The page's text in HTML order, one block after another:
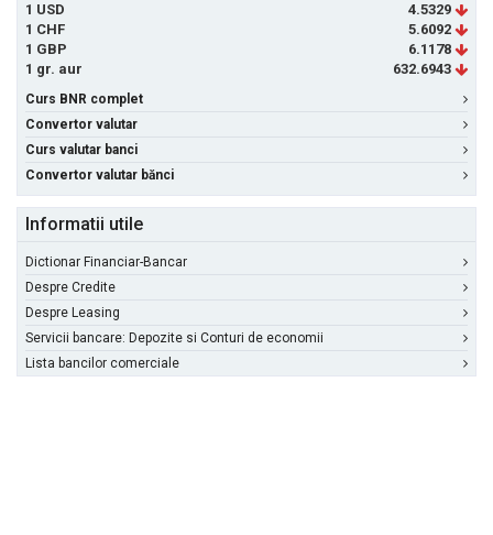
1 USD
4.5329
1 CHF
5.6092
1 GBP
6.1178
1 gr. aur
632.6943
Curs BNR complet
Convertor valutar
Curs valutar banci
Convertor valutar bănci
Informatii utile
Dictionar Financiar-Bancar
Despre Credite
Despre Leasing
Servicii bancare: Depozite si Conturi de economii
Lista bancilor comerciale